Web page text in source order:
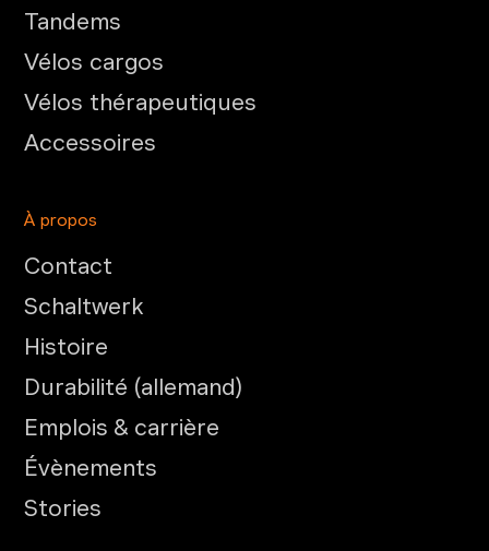
Tandems
Vélos cargos
Vélos thérapeutiques
Accessoires
À propos
Contact
Schaltwerk
Histoire
Durabilité (allemand)
Emplois & carrière
Évènements
Stories